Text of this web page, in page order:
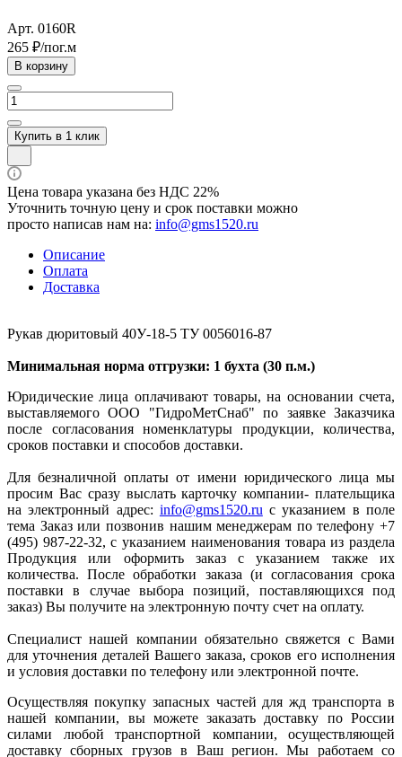
Арт. 0160R
265 ₽/пог.м
В корзину
Купить в 1 клик
Цена товара указана без НДС 22%
Уточнить точную цену и срок поставки можно
просто написав нам на: info@gms1520.ru
Описание
Оплата
Доставка
Рукав дюритовый 40У-18-5 ТУ 0056016-87
Минимальная норма отгрузки: 1 бухта (30 п.м.)
Юридические лица оплачивают товары, на основании счета,
выставляемого ООО "ГидроМетСнаб" по заявке Заказчика
после согласования номенклатуры продукции, количества,
сроков поставки и способов доставки.
Для безналичной оплаты от имени юридического лица мы
просим Вас сразу выслать карточку компании- плательщика
на электронный адрес: info@gms1520.ru с указанием в поле
тема Заказ или позвонив нашим менеджерам по телефону +7
(495) 987-22-32, с указанием наименования товара из раздела
Продукция или оформить заказ с указанием также их
количества. После обработки заказа (и согласования срока
поставки в случае выбора позиций, поставляющихся под
заказ) Вы получите на электронную почту счет на оплату.
Специалист нашей компании обязательно свяжется с Вами
для уточнения деталей Вашего заказа, сроков его исполнения
и условия доставки по телефону или электронной почте.
Осуществляя покупку запасных частей для жд транспорта в
нашей компании, вы можете заказать доставку по России
силами любой транспортной компании, осуществляющей
доставку сборных грузов в Ваш регион. Мы работаем со